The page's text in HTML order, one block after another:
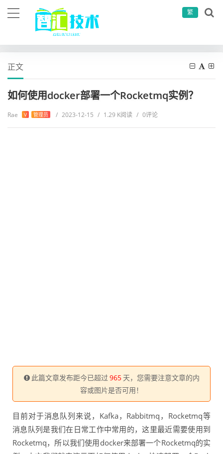
繁
正文
如何使用docker部署一个Rocketmq实例？
Rae V 管理员 / 2023-12-15 / 1.29 K阅读 / 0评论
此篇文章发布距今已超过 965 天，您需要注意文章的内
容或图片是否可用！
目前对于消息队列来说，Kafka，Rabbitmq，Rocketmq等
消息队列是我们在日常工作中常用的，这里最近需要使用到
Rocketmq，所以我们使用docker来部署一个Rocketmq的实